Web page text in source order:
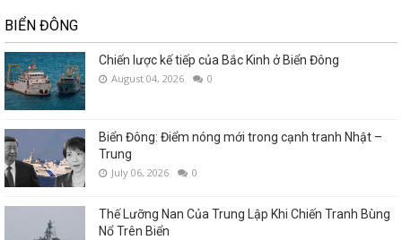
BIỂN ĐÔNG
Chiến lược kế tiếp của Bắc Kinh ở Biển Đông
August 04, 2026 0
Biển Đông: Điểm nóng mới trong cạnh tranh Nhật –
Trung
July 06, 2026 0
Thế Lưỡng Nan Của Trung Lập Khi Chiến Tranh Bùng
Nổ Trên Biển